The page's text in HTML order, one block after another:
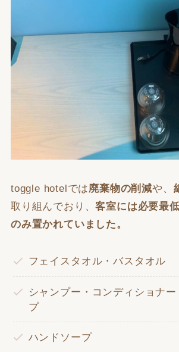
toggle hotelでは廃棄物の削減や、
取り組んでおり、客室には必要最
のみ置かれていました。
フェイスタオル・バスタオル
シャンプー・コンディショナ
プ
ハンドソープ